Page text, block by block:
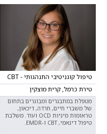
טיפול קוגניטיבי התנהגותי - CBT
טירת כרמל, קרית מוצקין
מטפלת במתבגרים ומבוגרים בתחום
של משברי חיים, חרדה, דיכאון,
טראומות מיניות OCD ועוד. משלבת
טיפול דינאמי, CBT ו-EMDR.